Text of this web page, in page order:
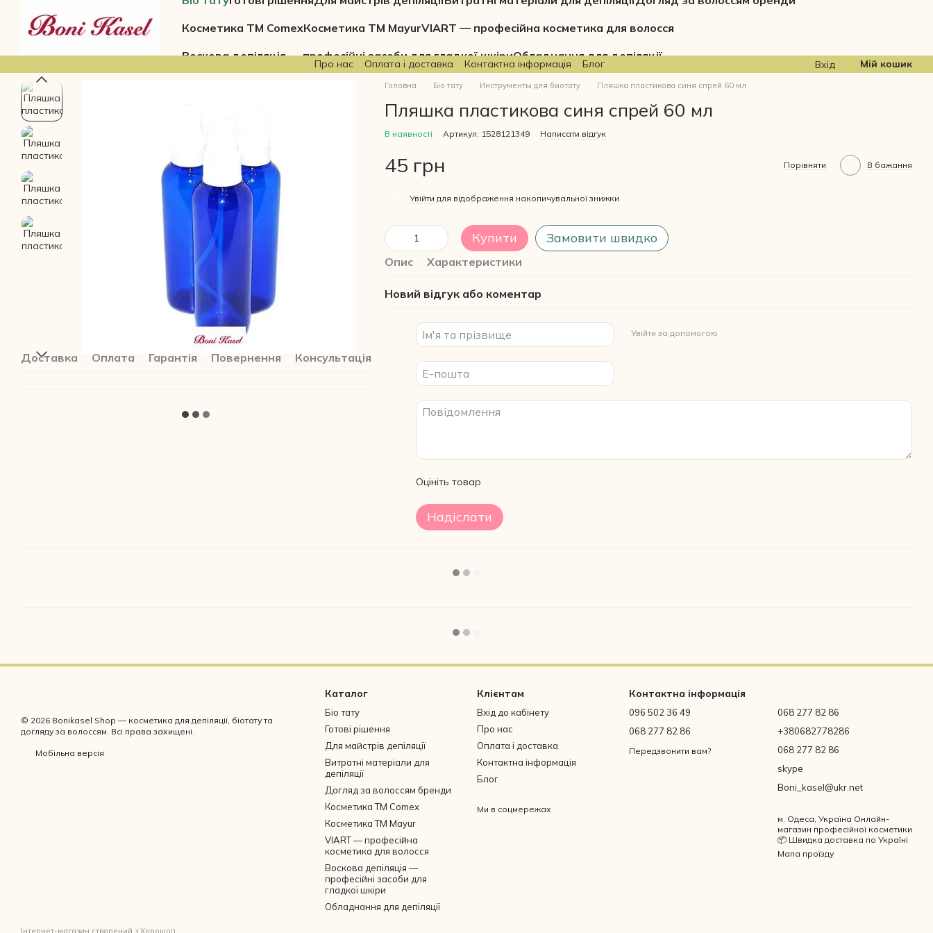
Косметика ТМ ComexКосметика ТМ MayurVIART — професійна косметика для волосся
Воскова депіляція — професійні засоби для гладкої шкіриОбладнання для депіляції
Про нас Оплата і доставка Контактна інформація Блог Вхід Мій кошик
Доставка Оплата Гарантія Повернення Консультація
Головна Біо тату Инструменты для биотату Пляшка пластикова синя спрей 60 мл
Пляшка пластикова синя спрей 60 мл
В наявності Артикул: 1528121349 Написати відгук
45 грн Порівняти В бажання
Увійти для відображення накопичувальної знижки
Купити Замовити швидко
Опис Характеристики
Новий відгук або коментар
Увійти за допомогою
Оцініть товар
Надіслати
© 2026 Bonikasel Shop — косметика для депіляції, біотату та
догляду за волоссям. Всі права захищені.
Мобільна версія
Інтернет-магазин створений з Хорошоп
Каталог
Біо тату
Готові рішення
Для майстрів депіляції
Витратні матеріали для
депіляції
Догляд за волоссям бренди
Косметика ТМ Comex
Косметика ТМ Mayur
VIART — професійна
косметика для волосся
Воскова депіляція —
професійні засоби для
гладкої шкіри
Обладнання для депіляції
Клієнтам
Вхід до кабінету
Про нас
Оплата і доставка
Контактна інформація
Блог
Ми в соцмережах
Контактна інформація
096 502 36 49
068 277 82 86
Передзвонити вам?
068 277 82 86
+380682778286
068 277 82 86
skype
Boni_kasel@ukr.net
м. Одеса, Україна Онлайн-
магазин професійної косметики
📦 Швидка доставка по Україні
Мапа проїзду